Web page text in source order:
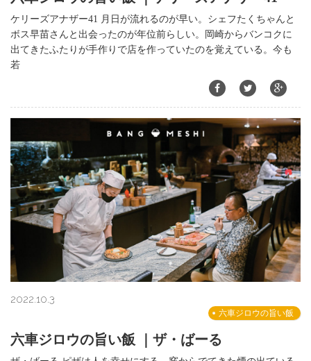
ケリーズアナザー41 月日が流れるのが早い。シェフたくちゃんと
ボス早苗さんと出会ったのが年位前らしい。岡崎からバンコクに
出てきたふたりが手作りで店を作っていたのを覚えている。今も
若
2022.10.3
六車ジロウの旨い飯
六車ジロウの旨い飯 ｜ザ・ばーる